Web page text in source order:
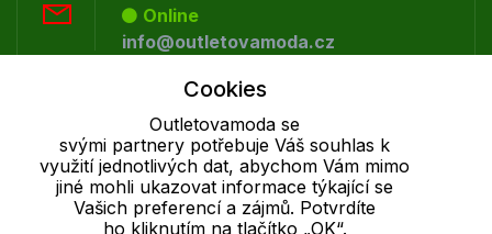
Online
info@outletovamoda.cz
Offline
+420 530 334 926
Cookies
Outletovamoda se
svými partnery potřebuje Váš souhlas k
využití jednotlivých dat, abychom Vám mimo
jiné mohli ukazovat informace týkající se
Vašich preferencí a zájmů. Potvrdíte
ho kliknutím na tlačítko „OK“.